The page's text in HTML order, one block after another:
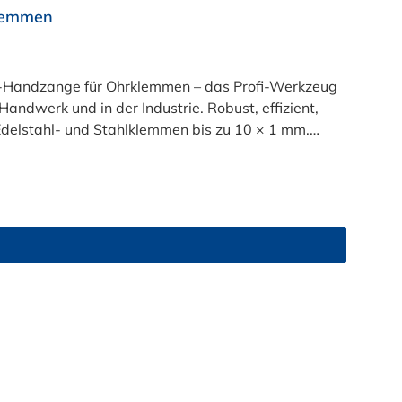
für Ohrklemmen – das Profi-Werkzeug
und in der Industrie. Robust, effizient,
jeder Anwendung.